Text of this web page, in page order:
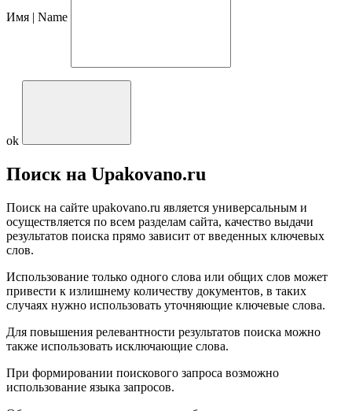
Имя | Name
ok
Поиск на Upakovano.ru
Поиск на сайте upakovano.ru является универсальным и
осуществляется по всем разделам сайта, качество выдачи
результатов поиска прямо зависит от введенных ключевых
слов.
Использование только одного слова или общих слов может
привести к излишнему количеству документов, в таких
случаях нужно использовать уточняющие ключевые слова.
Для повышения релевантности результатов поиска можно
также использовать исключающие слова.
При формировании поискового запроса возможно
использование языка запросов.